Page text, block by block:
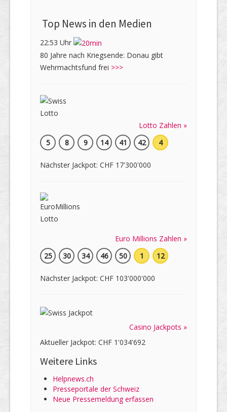
Top News in den Medien
22:53 Uhr
80 Jahre nach Kriegsende: Donau gibt
Wehrmachtsfund frei >>>
Lotto Zahlen »
5
8 9 14 41 42 4
Nächster Jackpot: CHF 17'300'000
Euro Millions Zahlen »
25
30 34 46 50 1 12
Nächster Jackpot: CHF 103'000'000
Casino Jackpots »
Aktueller Jackpot: CHF 1'034'692
Weitere Links
Helpnews.ch
Presseportale der Schweiz
Neue Pressemeldung erfassen